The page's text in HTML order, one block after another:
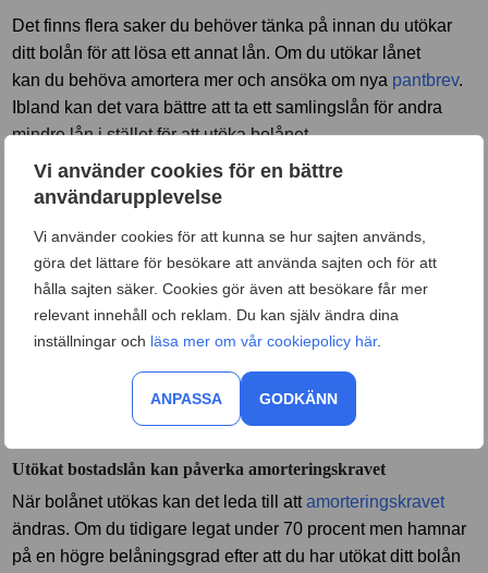
Vi använder cookies för en bättre
användarupplevelse
Vi använder cookies för att kunna se hur sajten används,
göra det lättare för besökare att använda sajten och för att
hålla sajten säker. Cookies gör även att besökare får mer
relevant innehåll och reklam. Du kan själv ändra dina
inställningar och läsa mer om vår cookiepolicy här.
ANPASSA GODKÄNN
Det finns flera saker du behöver tänka på innan du utökar
ditt bolån för att lösa ett annat lån. Om du utökar lånet
kan du behöva amortera mer och ansöka om nya pantbrev.
Ibland kan det vara bättre att ta ett samlingslån för andra
mindre lån i stället för att utöka bolånet.
Under rubrikerna nedan kan du läsa om vad du bör tänka på
innan du väljer att utöka ditt bolån för att baka in andra lån.
Hur mycket kan jag låna?
Du kan låna upp till 80 procent av bostadens värde. Om du
till exempel har en belåningsgrad på 70 procent kan du
alltså låna ytterligare 10 procent. Men innan banken
godkänner ett utökat bolån måste de utvärdera din
nuvarande situation och titta på hushållets samlade inkomst
Utökat bostadslån kan påverka amorteringskravet
När bolånet utökas kan det leda till attamorteringskravet
ändras. Om du tidigare legat under 70 procent men hamnar
på en högre belåningsgrad efter att du har utökat ditt bolån